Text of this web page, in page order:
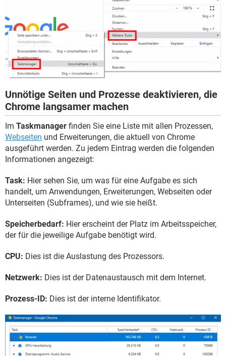
Unnötige Seiten und Prozesse deaktivieren, die
Chrome langsamer machen
Im Taskmanager finden Sie eine Liste mit allen Prozessen,
Webseiten und Erweiterungen, die aktuell von Chrome
ausgeführt werden. Zu jedem Eintrag werden die folgenden
Informationen angezeigt:
Task: Hier sehen Sie, um was für eine Aufgabe es sich
handelt, um Anwendungen, Erweiterungen, Webseiten oder
Unterseiten (Subframes), und wie sie heißt.
Speicherbedarf: Hier erscheint der Platz im Arbeitsspeicher,
der für die jeweilige Aufgabe benötigt wird.
CPU: Dies ist die Auslastung des Prozessors.
Netzwerk: Dies ist der Datenaustausch mit dem Internet.
Prozess-ID: Dies ist der interne Identifikator.